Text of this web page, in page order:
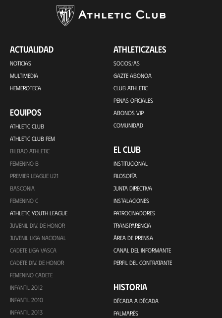
ACTUALIDAD
NOTICIAS
MULTIMEDIA
HEMEROTECA
EQUIPOS
ATHLETIC CLUB
ATHLETIC CLUB FEM
BILBAO ATHLETIC
FEMENINO B
PREMIER LEAGUE U21
BASCONIA
FEMENINO C
ATHLETIC YOUTH LEAGUE
JUVENIL DIV. DE HONOR
JUVENIL LIGA NACIONAL
CADETE LIGA VASCA
CADETE DIV. DE HONOR
FEMENINO CADETE
INFANTIL 2012
INFANTIL 2010
INFANTIL 2013
ATHLETICZALES
SOCIOS/AS
GAZTE ABONOA
CLUB ATHLETIC
PEÑAS OFICIALES
ABONOS VIP
COMUNIDAD
EL CLUB
INSTITUCIONAL
FILOSOFÍA
JUNTA DIRECTIVA
INSTALACIONES
PATROCINADORES
TRANSPARENCIA
ÁREA DE PRENSA
CANAL DEL INFORMANTE
PERFIL DEL CONTRATANTE
HISTORIA
DÉCADA A DÉCADA
PALMARÉS